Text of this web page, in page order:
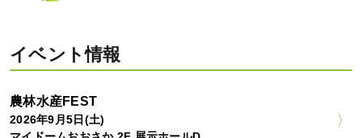
イベント情報
農林水産FEST
2026年9月5日(土)